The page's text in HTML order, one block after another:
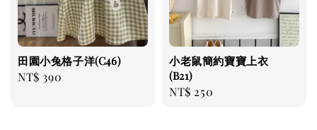
田園小兔格子洋(C46)
Regular
NT$ 390
小老鼠簡約寶寶上衣
(B21)
Regular
NT$ 250